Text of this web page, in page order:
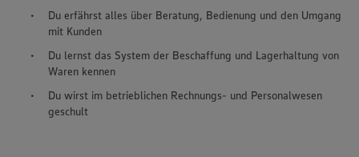
Wir setzen Cookies und andere Technologien ein, um Ihnen
ein bestmögliches Nutzungserlebnis unserer Website zu
Du erfährst alles über Beratung, Bedienung und den Umgang
mit Kunden
Du lernst das System der Beschaffung und Lagerhaltung von
Waren kennen
Du wirst im betrieblichen Rechnungs- und Personalwesen
geschult